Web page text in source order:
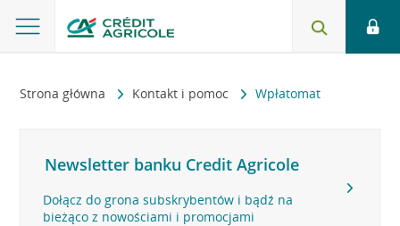
Strona główna Kontakt i pomoc Wpłatomat
Newsletter banku Credit Agricole
Dołącz do grona subskrybentów i bądź na
bieżąco z nowościami i promocjami